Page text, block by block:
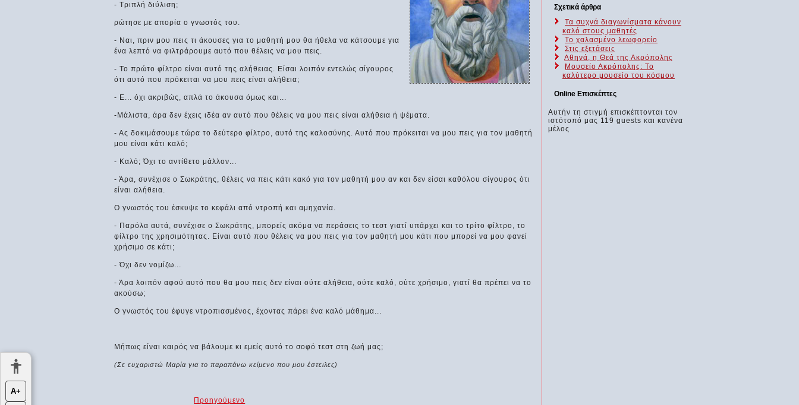
- Τριπλή διύλιση;
ρώτησε με απορία ο γνωστός του.
- Ναι, πριν μου πεις τι άκουσες για το μαθητή μου θα ήθελα να κάτσουμε για
ένα λεπτό να φιλτράρουμε αυτό που θέλεις να μου πεις.
- Το πρώτο φίλτρο είναι αυτό της αλήθειας. Είσαι λοιπόν εντελώς σίγουρος
ότι αυτό που πρόκειται να μου πεις είναι αλήθεια;
- Ε... όχι ακριβώς, απλά το άκουσα όμως και...
-Μάλιστα, άρα δεν έχεις ιδέα αν αυτό που θέλεις να μου πεις είναι αλήθεια ή ψέματα.
- Ας δοκιμάσουμε τώρα το δεύτερο φίλτρο, αυτό της καλοσύνης. Αυτό που πρόκειται να μου πεις για τον μαθητή
μου είναι κάτι καλό;
- Καλό; Όχι το αντίθετο μάλλον...
- Άρα, συνέχισε ο Σωκράτης, θέλεις να πεις κάτι κακό για τον μαθητή μου αν και δεν είσαι καθόλου σίγουρος ότι
είναι αλήθεια.
Ο γνωστός του έσκυψε το κεφάλι από ντροπή και αμηχανία.
- Παρόλα αυτά, συνέχισε ο Σωκράτης, μπορείς ακόμα να περάσεις το τεστ γιατί υπάρχει και το τρίτο φίλτρο, το
φίλτρο της χρησιμότητας. Είναι αυτό που θέλεις να μου πεις για τον μαθητή μου κάτι που μπορεί να μου φανεί
χρήσιμο σε κάτι;
- Όχι δεν νομίζω...
- Άρα λοιπόν αφού αυτό που θα μου πεις δεν είναι ούτε αλήθεια, ούτε καλό, ούτε χρήσιμο, γιατί θα πρέπει να το
ακούσω;
Ο γνωστός του έφυγε ντροπιασμένος, έχοντας πάρει ένα καλό μάθημα...
Μήπως είναι καιρός να βάλουμε κι εμείς αυτό το σοφό τεστ στη ζωή μας;
(Σε ευχαριστώ Μαρία για το παραπάνω κείμενο που μου έστειλες)
Προηγούμενο
Σχετικά άρθρα
Τα συχνά διαγωνίσματα κάνουν
καλό στους μαθητές
Το χαλασμένο λεωφορείο
Στις εξετάσεις
Αθηνά, η Θεά της Ακρόπολης
Μουσείο Ακρόπολης: Το
καλύτερο μουσείο του κόσμου
Online Επισκέπτες
Αυτήν τη στιγμή επισκέπτονται τον
ιστότοπό μας 119 guests και κανένα
μέλος
Α+